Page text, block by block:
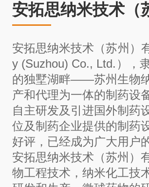
安拓思纳米技术（
安拓思纳米技术（苏州）
y (Suzhou) Co., Ltd.）
，
的独墅湖畔——苏州生物
产和代理为一体的制药设
自主研发及引进国外制药
位及制药企业提供的制药
好评，已经成为广大用户
安拓思纳米技术（苏州）
物工程技术，纳米化工技